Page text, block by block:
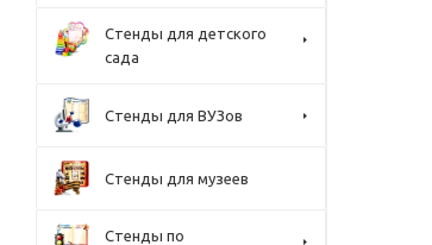
Стенды для детского
сада
Стенды для ВУЗов
Стенды для музеев
Стенды по